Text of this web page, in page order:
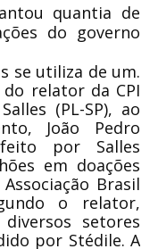
quantia de
do governo
se utiliza de um.
relator da CPI
(PL-SP), ao
João Pedro
por Salles
em doações
Brasil
o relator,
setores
por Stédile. A